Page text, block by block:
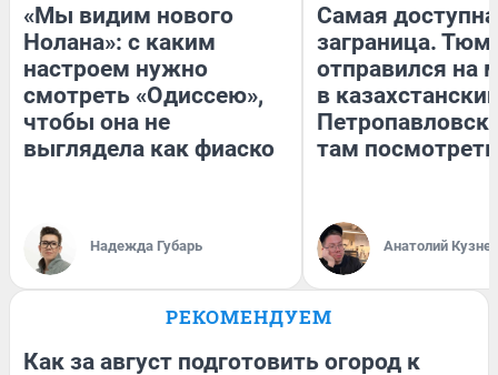
«Мы видим нового
Нолана»: с каким
настроем нужно
смотреть «Одиссею»,
чтобы она не
выглядела как фиаско
Надежда Губарь
Самая
заграница.
отправился на
в
там посмотреть
Анатолий
РЕКОМЕНДУЕМ
Как за август подготовить огород к